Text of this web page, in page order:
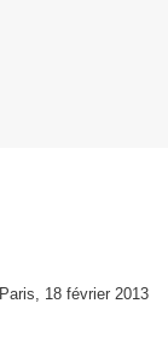
Paris, 18 février 2013